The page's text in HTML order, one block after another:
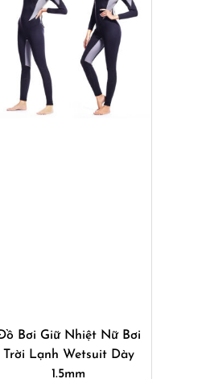
Bơi Giữ Nhiệt Nữ Bơi
Trời Lạnh Wetsuit Dày
1.5mm